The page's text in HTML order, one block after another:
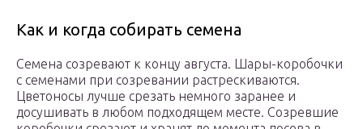
Как и когда собирать семена
Семена созревают к концу августа. Шары-коробочки
с семенами при созревании растрескиваются.
Цветоносы лучше срезать немного заранее и
досушивать в любом подходящем месте. Созревшие